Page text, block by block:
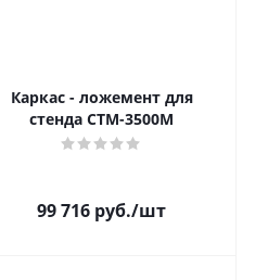
Каркас - ложемент для
стенда СТМ-3500М
99 716 руб./шт